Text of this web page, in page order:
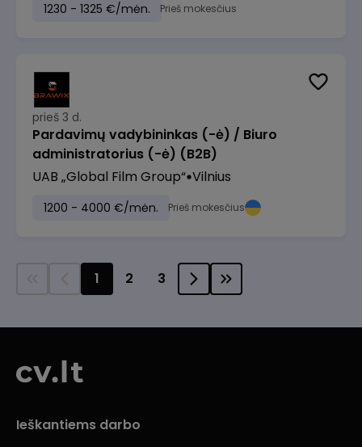
1230 - 1325 €/mėn. Prieš mokesčius
prieš 3 d.
Pardavimų vadybininkas (-ė) / Biuro
administratorius (-ė) (B2B)
UAB „Global Film Group“ Vilnius
1200 - 4000 €/mėn. Prieš mokesčius
1 2 3
Ieškantiems darbo